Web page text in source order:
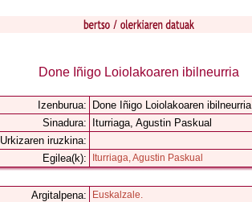
Done Iñigo Loiolakoaren ibilneurria
Izenburua:
Done Iñigo Loiolakoaren ibilneurria
Sinadura:
Iturriaga, Agustin Paskual
Urkizaren iruzkina:
Egilea(k):
Iturriaga, Agustin Paskual
Argitalpena: Euskalzale.